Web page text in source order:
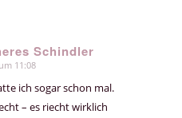
Schindler
11:08
ich sogar schon mal.
– es riecht wirklich